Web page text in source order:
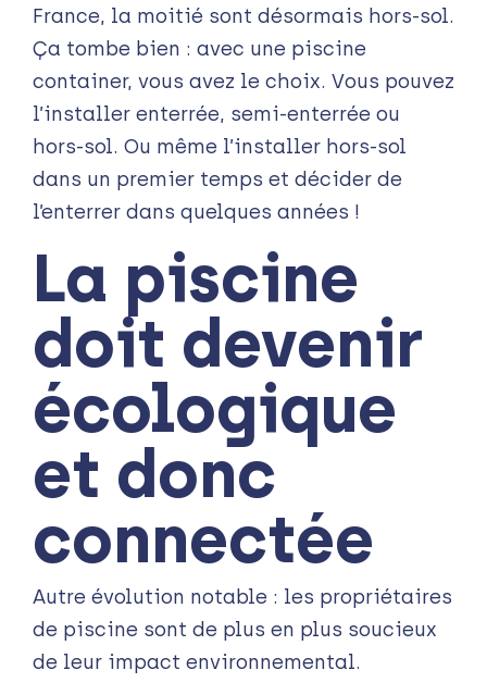
France, la moitié sont désormais hors-sol.
Ça tombe bien : avec une piscine
container, vous avez le choix. Vous pouvez
l’installer enterrée, semi-enterrée ou
hors-sol. Ou même l’installer hors-sol
dans un premier temps et décider de
l’enterrer dans quelques années !
La piscine
doit devenir
écologique
et donc
connectée
Autre évolution notable : les propriétaires
de piscine sont de plus en plus soucieux
de leur impact environnemental.